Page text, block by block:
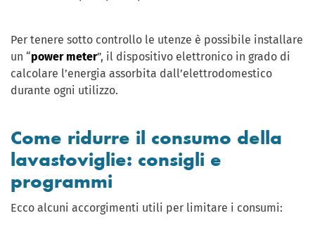
Per tenere sotto controllo le utenze è possibile installare
un “power meter”, il dispositivo elettronico in grado di
calcolare l’energia assorbita dall’elettrodomestico
durante ogni utilizzo.
Come ridurre il consumo della
lavastoviglie: consigli e
programmi
Ecco alcuni accorgimenti utili per limitare i consumi: